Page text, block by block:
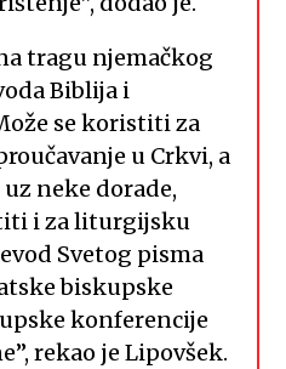
tragu njemačkog
Biblija i
se koristiti za
u Crkvi, a
uz neke dorade,
i za liturgijsku
Svetog pisma
biskupske
konferencije
rekao je Lipovšek.